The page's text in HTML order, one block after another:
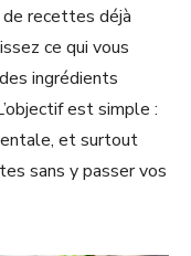
de recettes déjà
ce qui vous
ingrédients
est simple :
et surtout
sans y passer vos